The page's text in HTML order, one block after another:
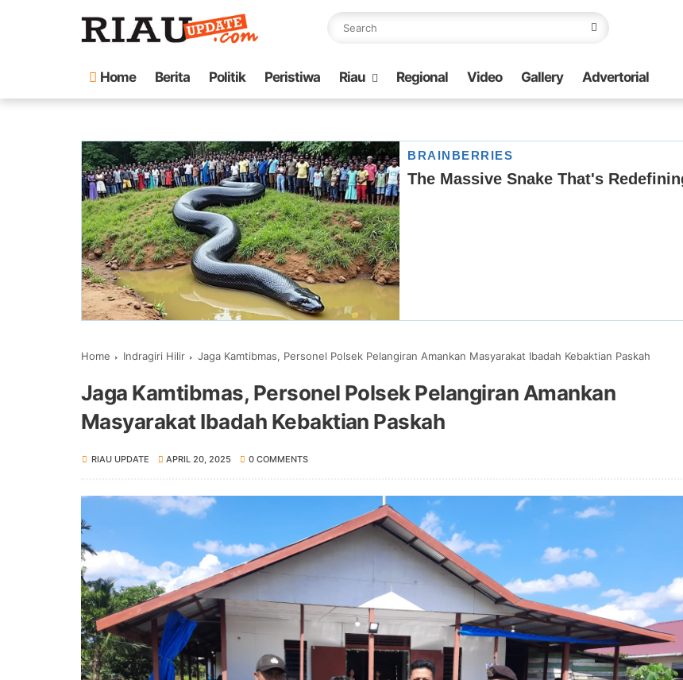
Home Berita Politik Peristiwa Riau Regional Video Gallery Advertorial
Home Indragiri Hilir Jaga Kamtibmas, Personel Polsek Pelangiran Amankan Masyarakat Ibadah Kebaktian Paskah
Jaga Kamtibmas, Personel Polsek Pelangiran Amankan
Masyarakat Ibadah Kebaktian Paskah
RIAU UPDATE APRIL 20, 2025 0 COMMENTS